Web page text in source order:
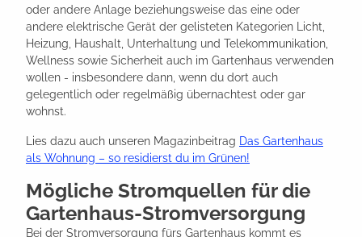
oder andere Anlage beziehungsweise das eine oder
andere elektrische Gerät der gelisteten Kategorien Licht,
Heizung, Haushalt, Unterhaltung und Telekommunikation,
Wellness sowie Sicherheit auch im Gartenhaus verwenden
wollen - insbesondere dann, wenn du dort auch
gelegentlich oder regelmäßig übernachtest oder gar
wohnst.
Lies dazu auch unseren Magazinbeitrag Das Gartenhaus
als Wohnung – so residierst du im Grünen!
Mögliche Stromquellen für die
Gartenhaus-Stromversorgung
Bei der Stromversorgung fürs Gartenhaus kommt es